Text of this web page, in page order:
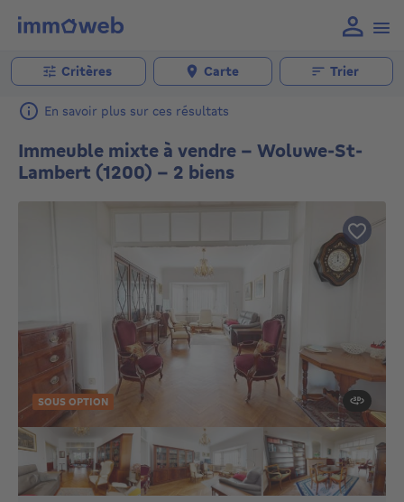
Critères Carte Trier
En savoir plus sur ces résultats
Immeuble mixte à vendre - Woluwe-St-
Lambert (1200) - 2 biens
SOUS OPTION